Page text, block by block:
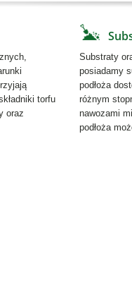
torfu
oraz
Substraty
posiadamy
podłoża
różnym
nawozami
podłoża